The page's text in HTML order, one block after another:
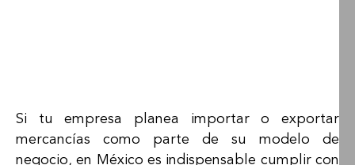
Si tu empresa planea importar o exportar
mercancías como parte de su modelo de
negocio, en México es indispensable cumplir con